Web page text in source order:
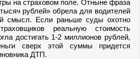
на страховом поле. Отныне фраза
рублей» обрела для водителей
смысл. Если раньше суды охотно
реальную стоимость
достигать 1-2 миллионов рублей,
сверх этой суммы придется
ДТП.